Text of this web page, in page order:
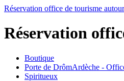
Réservation office de tourisme
Réservation
Boutique
Porte de DrômArdèche -
Spiritueux